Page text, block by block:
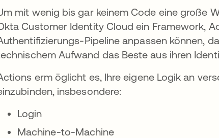
mit wenig bis gar keinem Code eine große
Customer Identity Cloud ein Framework,
Pipeline anpassen können,
Aufwand das Beste aus ihren
erm öglicht es, Ihre eigene Logik an
insbesondere:
Login
Machine-to-Machine